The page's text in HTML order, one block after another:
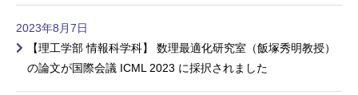
2023年8月7日
【理工学部 情報科学科】 数理最適化研究室（飯塚秀明教授）
の論文が国際会議 ICML 2023 に採択されました